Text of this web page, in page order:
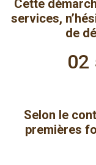
Cette
services,
de
02
Selon le
premières